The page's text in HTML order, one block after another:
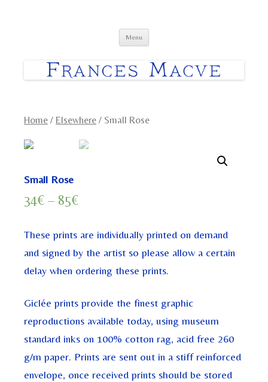
Menu
Home / Elsewhere / Small Rose
Small Rose
34€ – 85€
These prints are individually printed on demand
and signed by the artist so please allow a certain
delay when ordering these prints.
Giclée prints provide the finest graphic
reproductions available today, using museum
standard inks on 100% cotton rag, acid free 260
g/m paper. Prints are sent out in a stiff reinforced
envelope, once received prints should be stored